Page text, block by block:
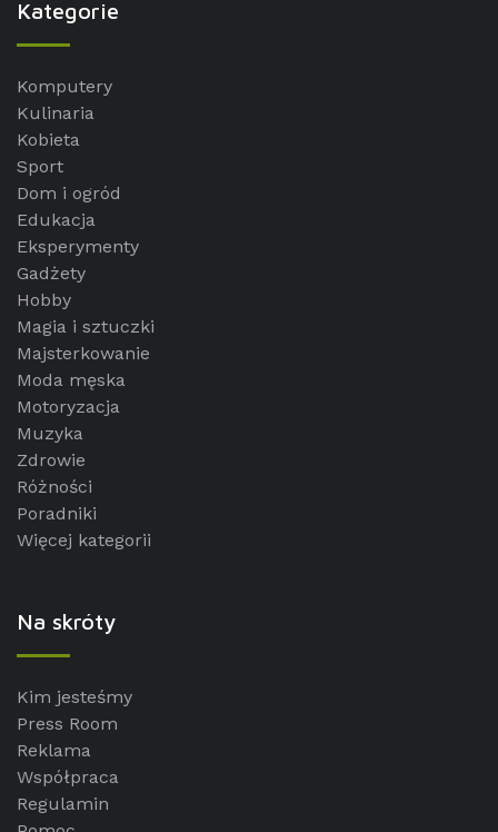
Kategorie
Komputery
Kulinaria
Kobieta
Sport
Dom i ogród
Edukacja
Eksperymenty
Gadżety
Hobby
Magia i sztuczki
Majsterkowanie
Moda męska
Motoryzacja
Muzyka
Zdrowie
Różności
Poradniki
Więcej kategorii
Na skróty
Kim jesteśmy
Press Room
Reklama
Współpraca
Regulamin